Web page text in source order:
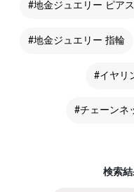
#地金ジュエリー ピアス
#地金ジュエリー 指輪
#イヤリ
#チェーンネ
検索